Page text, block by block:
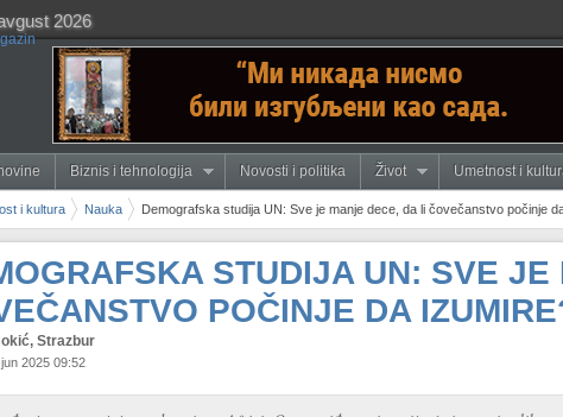
2026
Biznis i tehnologija Novosti i politika Život Umetnost i
i kultura Nauka Demografska studija UN: Sve je manje dece, da li čovečanstvo počinje
STUDIJA UN: SVE
POČINJE DA
Strazbur
2025 09:52